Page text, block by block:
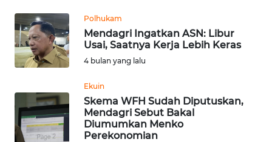
Polhukam
Mendagri Ingatkan ASN: Libur
Usai, Saatnya Kerja Lebih Keras
4 bulan yang lalu
Ekuin
Skema WFH Sudah Diputuskan,
Mendagri Sebut Bakal
Diumumkan Menko
Perekonomian
WN
PAPUA
BARAT
WN
SERAMBI